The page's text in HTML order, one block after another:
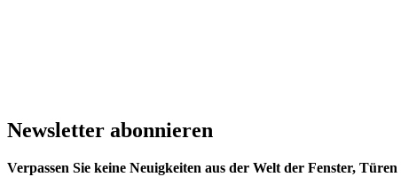
Newsletter abonnieren
Verpassen Sie keine Neuigkeiten aus der Welt der Fenster,